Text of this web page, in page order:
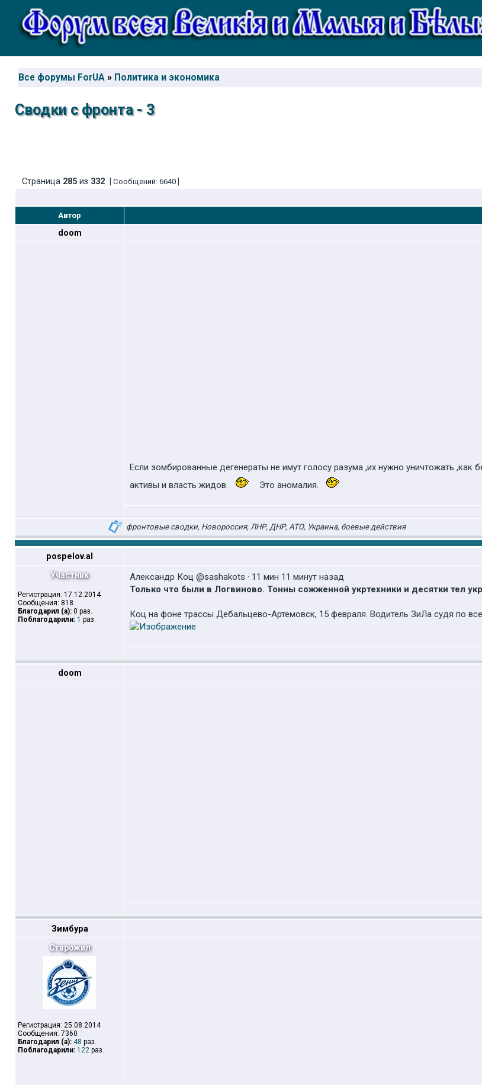
Все форумы ForUA » Политика и экономика
Сводки с фронта - 3
Страница 285 из 332 [ Сообщений: 6640 ]
Автор
doom
Если зомбированные дегенераты не имут голосу разума ,их нужно уничтожать
активы и власть жидов.
Это аномалия.
фронтовые сводки, Новороссия, ЛНР, ДНР, АТО, Украина, боевые действия
pospelov.al
Участник
Регистрация: 17.12.2014
Сообщения: 818
Благодарил (а): 0 раз.
Поблагодарили: 1 раз.
Александр Коц @sashakots · 11 мин 11 минут назад
Только что были в Логвиново. Тонны сожженной укртехники и десятки тел
Коц на фоне трассы Дебальцево-Артемовск, 15 февраля. Водитель ЗиЛа судя по
doom
Зимбура
Старожил
Регистрация: 25.08.2014
Сообщения: 7360
Благодарил (а): 48 раз.
Поблагодарили: 122 раз.